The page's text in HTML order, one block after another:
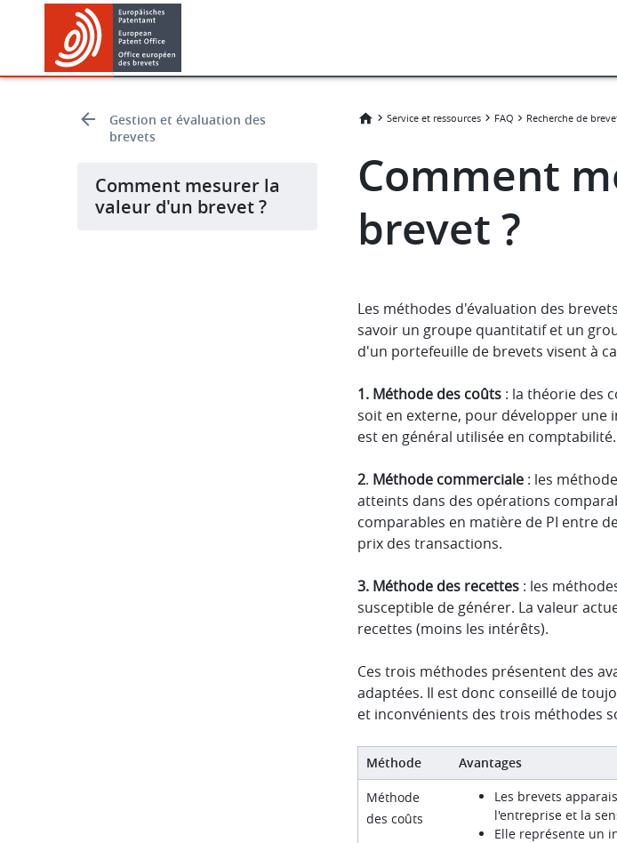
content
Gestion et évaluation des
brevets
Comment mesurer la
valeur d'un brevet ?
Service et ressources FAQ Recherche de
Comment
brevet ?
Les méthodes d'évaluation des
savoir un groupe quantitatif et un
d'un portefeuille de brevets visent à
1. Méthode des coûts : la théorie des
soit en externe, pour développer
est en général utilisée en comptabilité.
2. Méthode commerciale : les
atteints dans des opérations
comparables en matière de PI entre
prix des transactions.
3. Méthode des recettes : les
susceptible de générer. La valeur
recettes (moins les intérêts).
Ces trois méthodes présentent des
adaptées. Il est donc conseillé de
et inconvénients des trois méthodes
Méthode Avantages
Méthode
des coûts
Les brevets
l'entreprise et la
Elle représente un